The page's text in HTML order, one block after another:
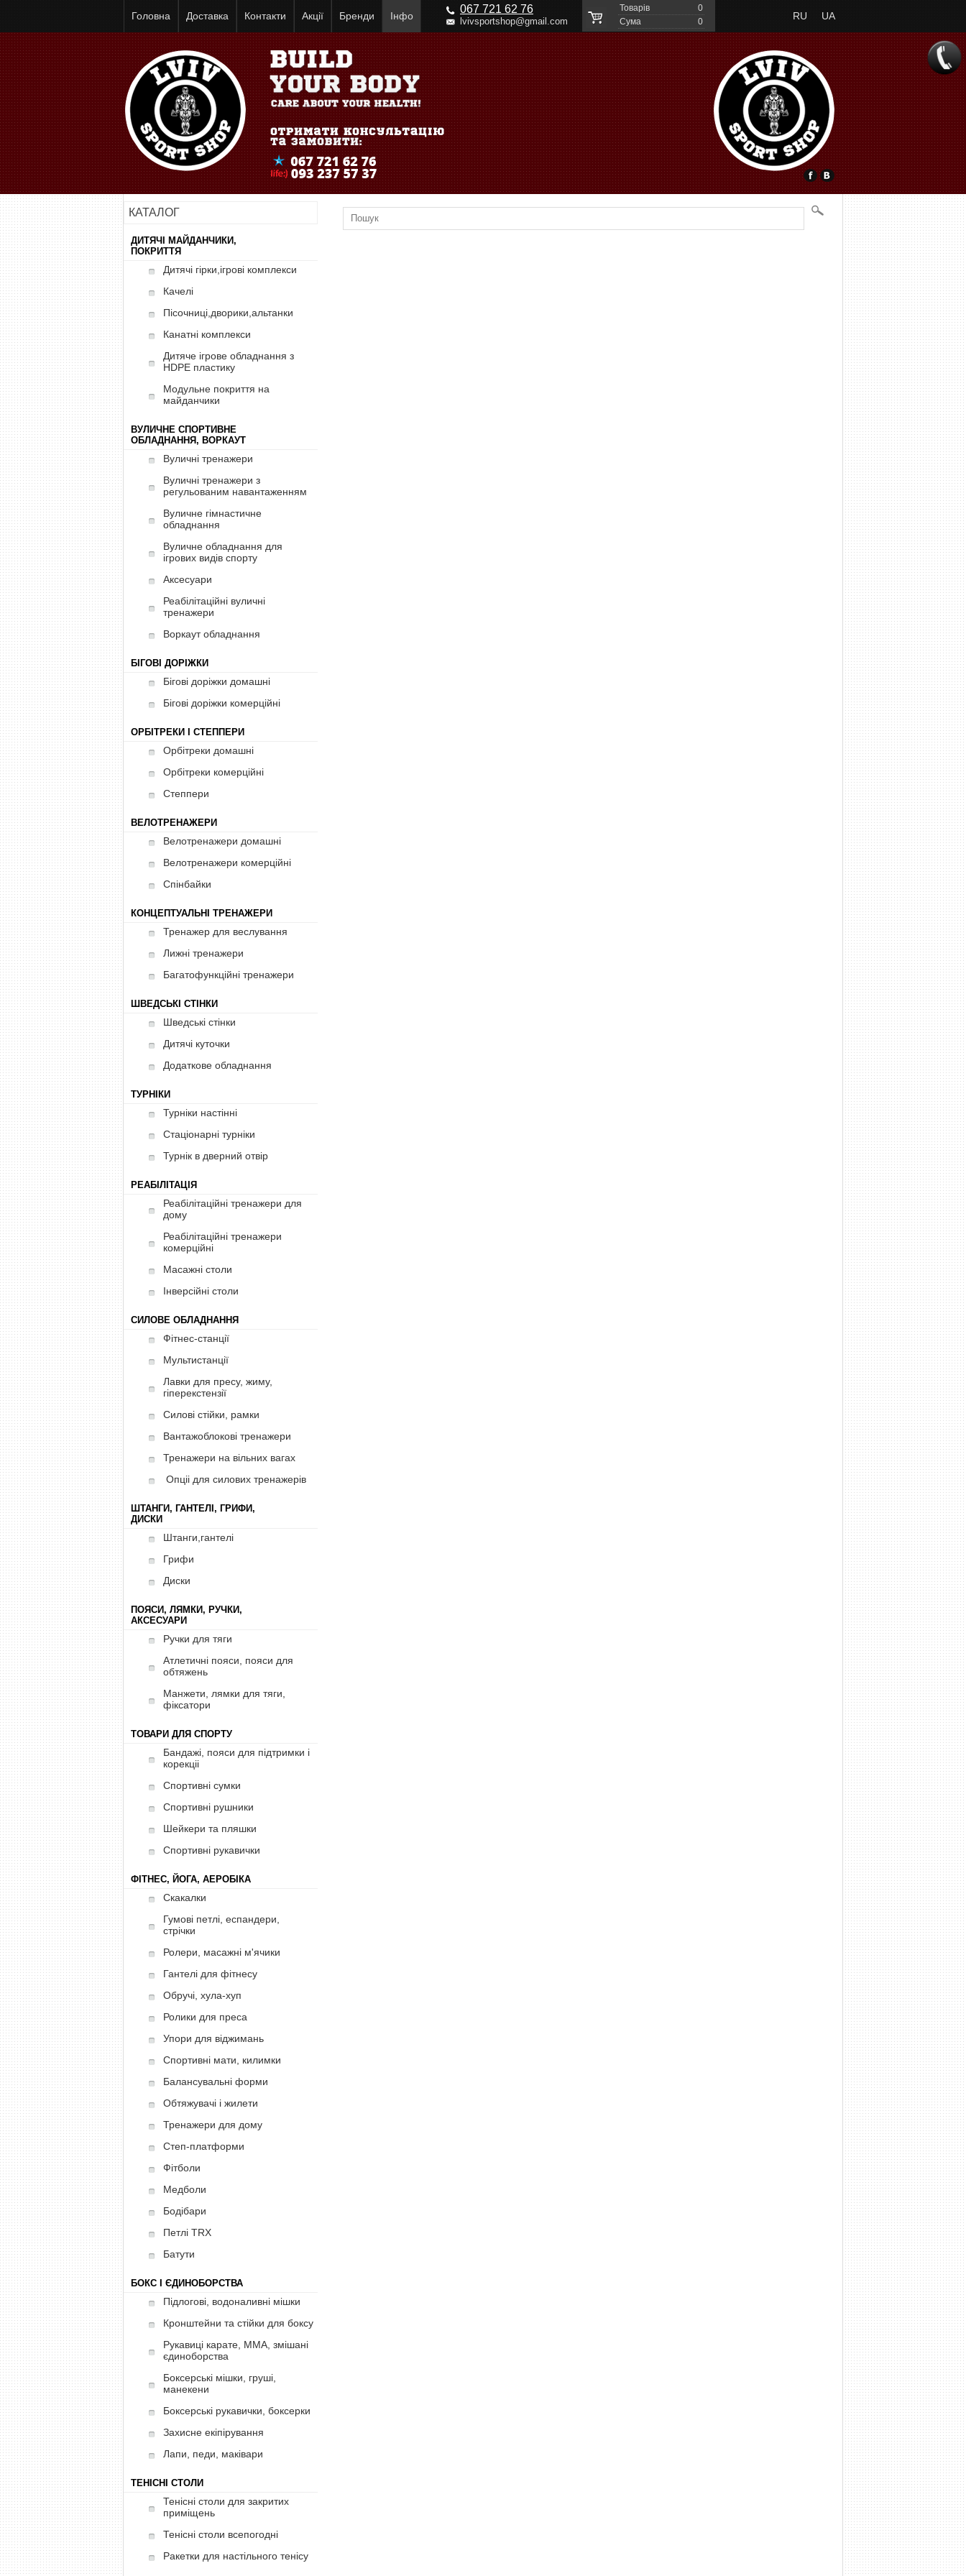
Головна Доставка Контакти Акції Бренди Інфо UA
RU
067 721 62 76
lvivsportshop@gmail.com
Товарів
0
Cума
0
КАТАЛОГ
ДИТЯЧІ МАЙДАНЧИКИ,
ПОКРИТТЯ
Дитячі гірки,ігрові комплекси
Качелі
Пісочниці,дворики,альтанки
Канатні комплекси
Дитяче ігрове обладнання з
HDPE пластику
Модульне покриття на
майданчики
ВУЛИЧНЕ СПОРТИВНЕ
ОБЛАДНАННЯ, ВОРКАУТ
Вуличні тренажери
Вуличні тренажери з
регульованим навантаженням
Вуличне гімнастичне
обладнання
Вуличне обладнання для
ігрових видів спорту
Аксесуари
Реабілітаційні вуличні
тренажери
Воркаут обладнання
БІГОВІ ДОРІЖКИ
Бігові доріжки домашні
Бігові доріжки комерційні
ОРБІТРЕКИ І СТЕППЕРИ
Орбітреки домашні
Орбітреки комерційні
Степпери
ВЕЛОТРЕНАЖЕРИ
Велотренажери домашні
Велотренажери комерційні
Спінбайки
КОНЦЕПТУАЛЬНІ ТРЕНАЖЕРИ
Тренажер для веслування
Лижні тренажери
Багатофункційні тренажери
ШВЕДСЬКІ СТІНКИ
Шведські стінки
Дитячі куточки
Додаткове обладнання
ТУРНІКИ
Турніки настінні
Стаціонарні турніки
Турнік в дверний отвір
РЕАБІЛІТАЦІЯ
Реабілітаційні тренажери для
дому
Реабілітаційні тренажери
комерційні
Масажні столи
Інверсійні столи
СИЛОВЕ ОБЛАДНАННЯ
Фітнес-станції
Мультистанції
Лавки для пресу, жиму,
гіперекстензії
Силові стійки, рамки
Вантажоблокові тренажери
Тренажери на вільних вагах
Опціі для силових тренажерів
ШТАНГИ, ГАНТЕЛІ, ГРИФИ,
ДИСКИ
Штанги,гантелі
Грифи
Диски
ПОЯСИ, ЛЯМКИ, РУЧКИ,
АКСЕСУАРИ
Ручки для тяги
Атлетичні пояси, пояси для
обтяжень
Манжети, лямки для тяги,
фіксатори
ТОВАРИ ДЛЯ СПОРТУ
Бандажі, пояси для підтримки і
корекціі
Спортивні сумки
Спортивні рушники
Шейкери та пляшки
Спортивні рукавички
ФІТНЕС, ЙОГА, АЕРОБІКА
Скакалки
Гумові петлі, еспандери,
стрічки
Ролери, масажні м'ячики
Гантелі для фітнесу
Обручі, хула-хуп
Ролики для преса
Упори для віджимань
Спортивні мати, килимки
Балансувальні форми
Обтяжувачі і жилети
Тренажери для дому
Степ-платформи
Фітболи
Медболи
Бодібари
Петлі TRX
Батути
БОКС І ЄДИНОБОРСТВА
Підлогові, водоналивні мішки
Кронштейни та стійки для боксу
Рукавиці карате, ММА, змішані
єдиноборства
Боксерські мішки, груші,
манекени
Боксерські рукавички, боксерки
Захисне екіпірування
Лапи, педи, маківари
ТЕНІСНІ СТОЛИ
Тенісні столи для закритих
приміщень
Тенісні столи всепогодні
Ракетки для настільного тенісу